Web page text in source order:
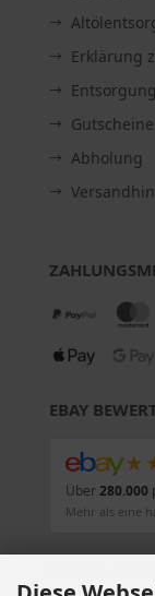
Erklärung
Gutscheine
Abholung
EBAY
Über280.000
Mehr als eine